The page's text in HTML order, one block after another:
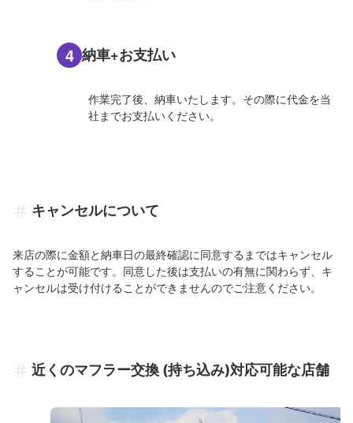
4 納車+お支払い
作業完了後、納車いたします。その際に代金を当
社までお支払いください。
キャンセルについて
来店の際に金額と納車日の最終確認に同意するまではキャンセル
することが可能です。同意した後は支払いの有無に関わらず、キ
ャンセルは受け付けることができませんのでご注意ください。
近くのマフラー交換 (持ち込み)対応可能な店舗